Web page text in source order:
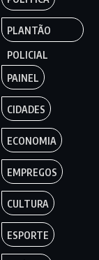
PLANTÃO
POLICIAL
PAINEL
CIDADES
ECONOMIA
EMPREGOS
CULTURA
ESPORTE